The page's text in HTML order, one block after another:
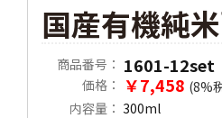
国産有機純
商品番号： 1601-12set
価格： ￥7,458 (8%
内容量： 300ml